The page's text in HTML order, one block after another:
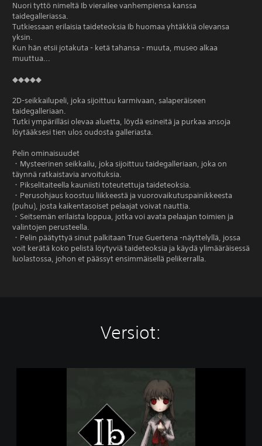
Nuori tyttö nimeltä Ib vierailee vanhempiensa kanssa
taidegalleriassa.
Tutkiessaan erilaisia taideteoksia Ib huomaa yhtäkkiä olevansa
yksin.
Kun hän etsii jotakuta - ketä tahansa - muuta, museo alkaa
muuttua...
◆◆◆◆◆
2D-seikkailupeli, joka sijoittuu karmivaan, salaperäiseen
taidegalleriaan.
Tutki ympärilläsi olevaa aluetta, löydä esineitä ja purkaa ansoja
löytääksesi tien ulos oudosta galleriasta.
Pelin ominaisuudet
・Mysteerinen seikkailu, joka sijoittuu taidegalleriaan, joka on
täynnä ratkaistavia arvoituksia.
・Pikselitaiteella kauniisti toteutettuja taideteoksia.
・Perusohjaus koostuu liikkeestä ja vuorovaikutuspainikkeesta
(puhu), josta kaikentasoiset pelaajat voivat nauttia.
・Seitsemän erilaista loppua, jotka voi avata pelaajan toimien ja
valintojen perusteella.
・Pelin päätyttyä sinut palkitaan True Guertena -näyttelyllä, jossa
voit kerätä koko pelistä löytyviä taideteoksia ja käydä ylimääräisessä
luolastossa, johon et päässyt ensimmäisellä pelikerralla.
Versiot: